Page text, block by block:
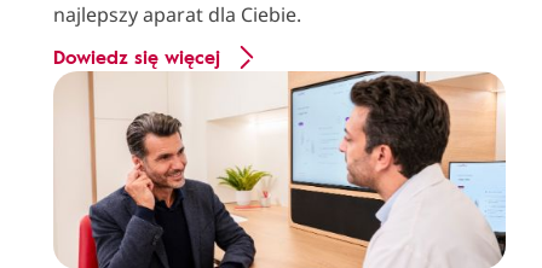
najlepszy aparat dla Ciebie.
Dowiedz się więcej